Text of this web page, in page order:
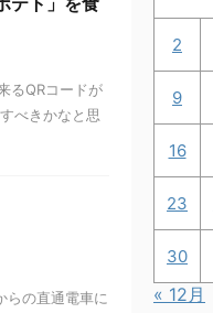
るQRコードが
べきかなと思
らの直通電車に
2
9
16
23
30
« 12月